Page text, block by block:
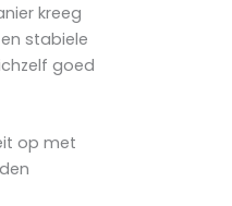
kreeg
stabiele
goed
op met